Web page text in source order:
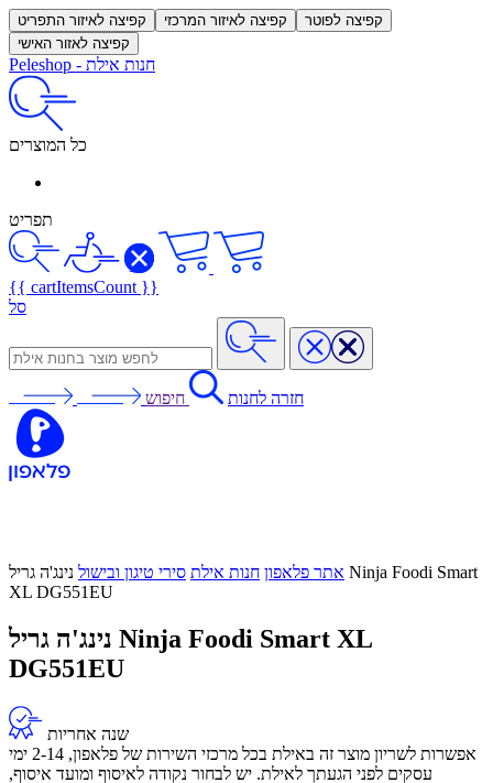
קפיצה לאיזור התפריט קפיצה לאיזור המרכזי
קפיצה לפוטר
קפיצה לאזור האישי
Peleshop - חנות אילת
כל המוצרים
תפריט
{{ cartItemsCount }}
סל
חזרה לחנות חיפוש
אתר פלאפון חנות אילת סירי טיגון ובישול נינג'ה גריל Ninja Foodi Smart
XL DG551EU
נינג'ה גריל Ninja Foodi Smart XL
DG551EU
שנה אחריות
אפשרות לשריון מוצר זה באילת בכל מרכזי השירות של פלאפון, 2-14 ימי
עסקים לפני הגעתך לאילת. יש לבחור נקודה לאיסוף ומועד איסוף,